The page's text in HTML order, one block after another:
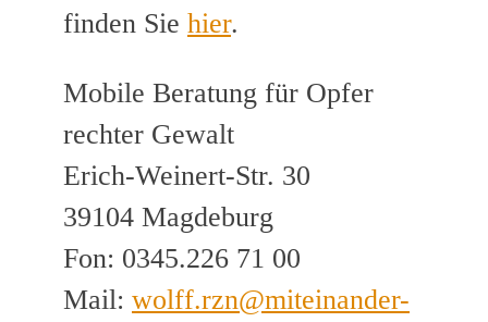
finden Sie hier.
Mobile Beratung für Opfer
rechter Gewalt
Erich-Weinert-Str. 30
39104 Magdeburg
Fon: 0345.226 71 00
Mail: wolff.rzn@miteinander-